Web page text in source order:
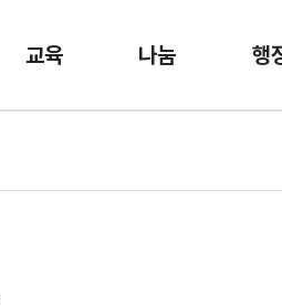
교육 나눔 행